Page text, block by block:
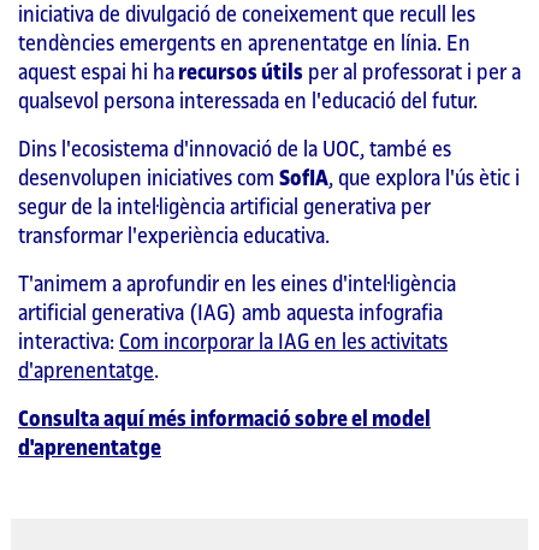
iniciativa de divulgació de coneixement que recull les
tendències emergents en aprenentatge en línia. En
aquest espai hi ha recursos útils per al professorat i per a
qualsevol persona interessada en l'educació del futur.
Dins l'ecosistema d'innovació de la UOC, també es
desenvolupen iniciatives com SofIA, que explora l'ús ètic i
segur de la intel·ligència artificial generativa per
transformar l'experiència educativa.
T'animem a aprofundir en les eines d'intel·ligència
artificial generativa (IAG) amb aquesta infografia
interactiva: Com incorporar la IAG en les activitats
d'aprenentatge.
Consulta aquí més informació sobre el model
d'aprenentatge